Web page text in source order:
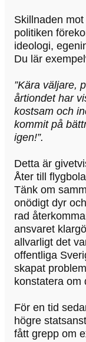
Skillnaden
politiken
ideologi,
Du lär
”Kära väljare,
årtiondet har
kostsam och
kommit på
igen!”.
Detta är
Åter till
Tänk om
onödigt dyr
rad
ansvaret
allvarligt det
offentliga
skapat
konstatera om
För en tid
högre
fått grepp om